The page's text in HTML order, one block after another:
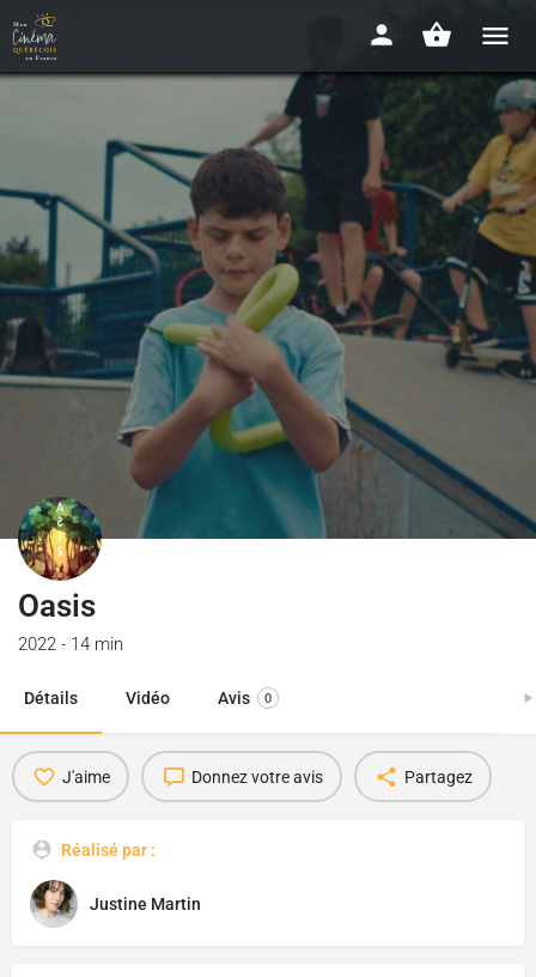
Oasis
2022 - 14 min
Détails Vidéo Avis 0
J'aime Donnez votre avis Partagez
Réalisé par :
Justine Martin